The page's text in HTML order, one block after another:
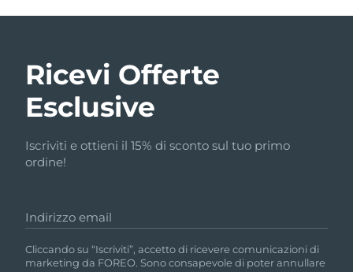
Ricevi Offerte
Esclusive
Iscriviti e ottieni il 15% di sconto sul tuo primo
ordine!
Indirizzo email
Cliccando su “Iscriviti”, accetto di ricevere comunicazioni di
marketing da FOREO. Sono consapevole di poter annullare